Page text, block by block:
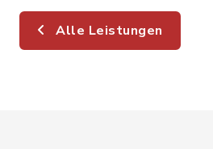
Alle Leistungen